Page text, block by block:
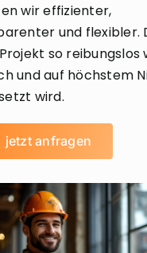
wir effizienter,
und flexibler.
so reibungslos
und auf höchstem
wird.
jetzt anfragen